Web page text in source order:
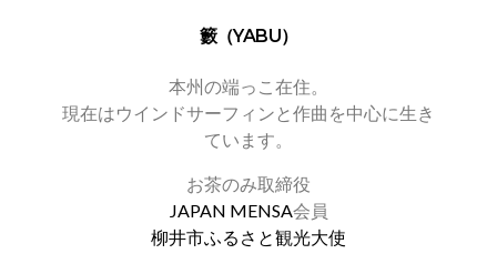
籔（YABU）
本州の端っこ在住。
現在はウインドサーフィンと作曲を中心に生き
ています。
お茶のみ取締役
JAPAN MENSA会員
柳井市ふるさと観光大使